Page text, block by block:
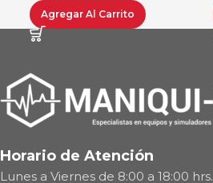
Agregar Al Carrito
Horario de Atención
Lunes a Viernes de 8:00 a 18:00 hrs.